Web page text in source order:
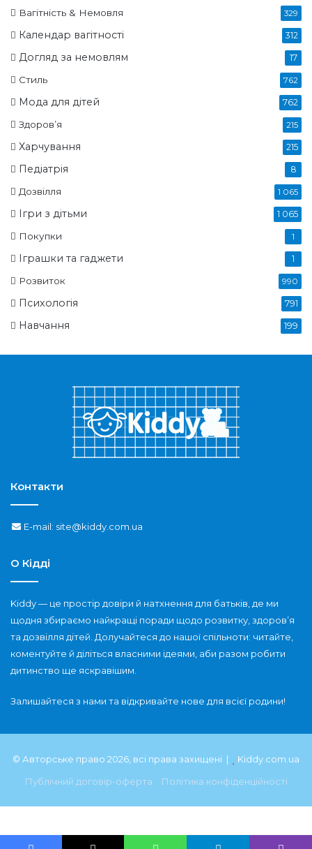
Вагітність & Немовля 329
Календар вагітності 312
Догляд за немовлям 17
Стиль 762
Мода для дітей 762
Здоров’я 215
Харчування 215
Педіатрія 8
Дозвілля 1 065
Ігри з дітьми 1 065
Покупки 1
Іграшки та гаджети 1
Розвиток 990
Психологія 791
Навчання 199
Контакти
E-mail: site@kiddy.com.ua
О Кідді
Kiddy — це простір довіри й натхнення для батьків, де ми
щодня збираємо найкращі поради щодо розвитку, здоров’я
та дозвілля дітей. Долучайтеся до нашої спільноти: читайте,
коментуйте й діліться власними ідеями, аби разом робити
дитинство ще яскравішим.
Залишайтеся з нами та відкривайте нове для всієї родини!
© Авторське право 2026, всі права захищені |
Kiddy.com.ua
Публічний договір-оферта
Політика конфіденційності